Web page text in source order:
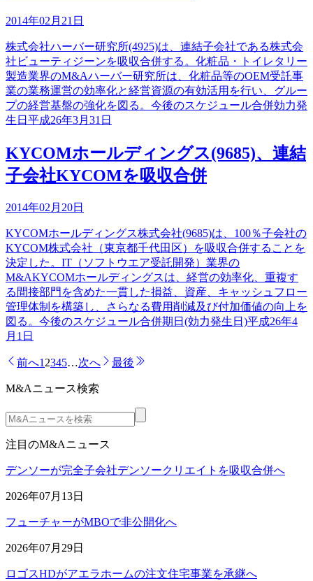
2014年02月21日
株式会社ハーバー研究所(4925)は、連結子会社である株式会
社ビューティジーンを吸収合併する。化粧品・トイレタリー
製造業界のM&Aハーバー研究所は、化粧品等のOEM受託事
業の業務運営の効率化と経営資源の有効活用を行い、グルー
プの経営基盤の強化を図る。今後のスケジュール合併効力発
生日平成26年3月31日
KYCOMホールディングス(9685)、連結
子会社KYCOMを吸収合併
2014年02月20日
KYCOMホールディングス株式会社(9685)は、100％子会社の
KYCOM株式会社（東京都千代田区）を吸収合併することを
決定した。IT（ソフトウエア受託開発）業界の
M&AKYCOMホールディングスは、経営の効率化、重複す
る間接部門を含めた一貫した損益、資産、キャッシュフロー
管理体制を構築し、さらなる費用削減及び付加価値の向上を
図る。今後のスケジュール合併期日(効力発生日)平成26年4
月1日
前へ1 2345…次へ 最後
M&Aニュース検索
注目のM&Aニュース
デンソーが完全子会社デンソークリエイトを吸収合併へ
2026年07月13日
フューチャーがMBOで非公開化へ
2026年07月29日
ロゴスHDがアエラホームの注文住宅事業を承継へ